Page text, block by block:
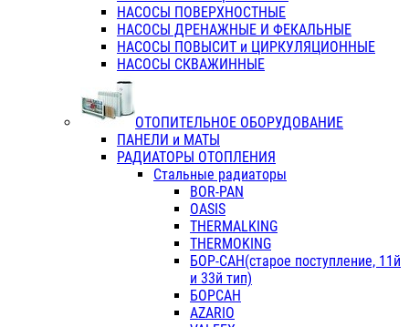
НАСОСЫ ПОВЕРХНОСТНЫЕ
НАСОСЫ ДРЕНАЖНЫЕ И ФЕКАЛЬНЫЕ
НАСОСЫ ПОВЫСИТ и ЦИРКУЛЯЦИОННЫЕ
НАСОСЫ СКВАЖИННЫЕ
ОТОПИТЕЛЬНОЕ ОБОРУДОВАНИЕ
ПАНЕЛИ и МАТЫ
РАДИАТОРЫ ОТОПЛЕНИЯ
Стальные радиаторы
BOR-PAN
OASIS
THERMALKING
THERMOKING
БОР-САН(старое поступление, 11й
и 33й тип)
БОРСАН
AZARIO